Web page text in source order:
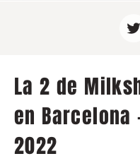
La 2 de
en Barcelona
2022